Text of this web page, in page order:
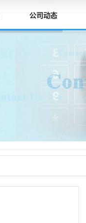
公司动态